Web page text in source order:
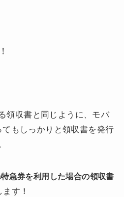
領収書と同じように、モバ
もしっかりと領収書を発行
急券を利用した場合の領収書
す！